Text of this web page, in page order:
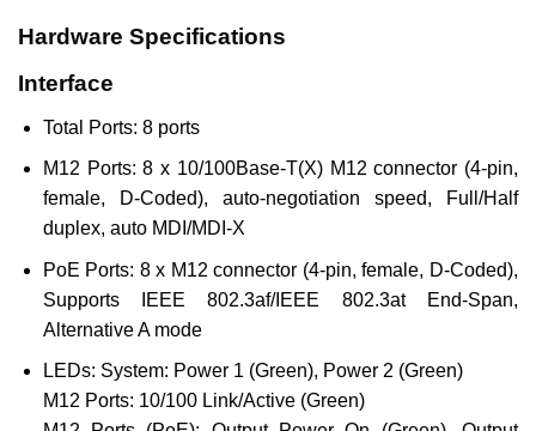
Hardware Specifications
Interface
Total Ports: 8 ports
M12 Ports: 8 x 10/100Base-T(X) M12 connector (4-pin,
female, D-Coded), auto-negotiation speed, Full/Half
duplex, auto MDI/MDI-X
PoE Ports: 8 x M12 connector (4-pin, female, D-Coded),
Supports IEEE 802.3af/IEEE 802.3at End-Span,
Alternative A mode
LEDs: System: Power 1 (Green), Power 2 (Green)
M12 Ports: 10/100 Link/Active (Green)